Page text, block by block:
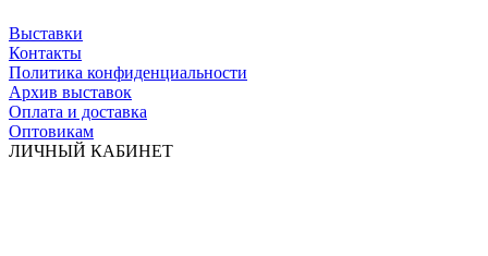
Выставки
Контакты
Политика конфиденциальности
Архив выставок
Оплата и доставка
Оптовикам
ЛИЧНЫЙ КАБИНЕТ